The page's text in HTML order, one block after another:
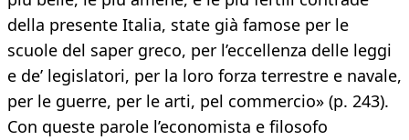
della presente Italia, state già famose per le
scuole del saper greco, per l’eccellenza delle leggi
e de’ legislatori, per la loro forza terrestre e navale,
per le guerre, per le arti, pel commercio» (p. 243).
Con queste parole l’economista e filosofo